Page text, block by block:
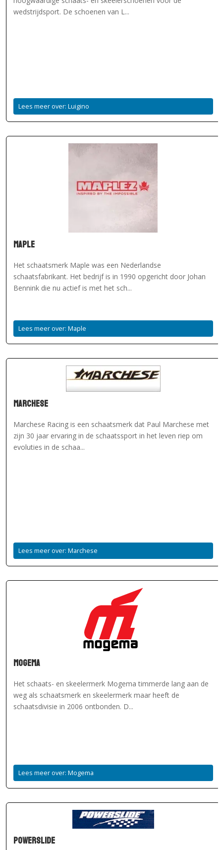
wedstrijdsport. De schoenen van L...
Lees meer over: Luigino
Maple
Het schaatsmerk Maple was een Nederlandse
schaatsfabrikant. Het bedrijf is in 1990 opgericht door Johan
Bennink die nu actief is met het sch...
Lees meer over: Maple
Marchese
Marchese Racing is een schaatsmerk dat Paul Marchese met
zijn 30 jaar ervaring in de schaatssport in het leven riep om
evoluties in de schaa...
Lees meer over: Marchese
Mogema
Het schaats- en skeelermerk Mogema timmerde lang aan de
weg als schaatsmerk en skeelermerk maar heeft de
schaatsdivisie in 2006 ontbonden. D...
Lees meer over: Mogema
Powerslide